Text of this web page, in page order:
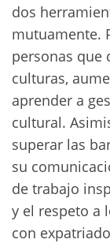
dos
mutuamente.
personas que
culturas,
aprender a
cultural.
superar las
su
de trabajo
y el respeto a
con